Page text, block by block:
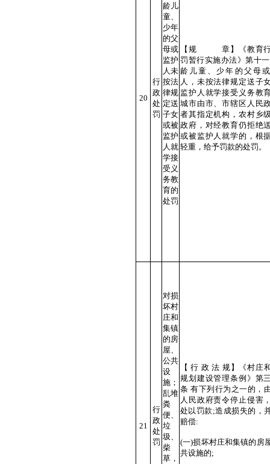
20
行
政
处
罚
龄儿
童、
少年
的父
母或
监护
人未
按法
律规
定送
子女
或被
监护
人就
学接
受义
务教
育的
处罚
【规 章】《教育行
罚暂行实施办法》第十
龄儿童、少年的父母
人，未按法律规定送子
监护人就学接受义务教
城市由市、市辖区人民
者其指定机构，农村乡
政府，对经教育仍拒绝
或被监护人就学的，根
轻重，给予罚款的处罚。
21
行
政
处
罚
对损
坏村
庄和
集镇
的房
屋、
公共
设
施；
乱堆
粪
便、
垃
圾、
柴
草，
【 行 政 法 规】《村庄
规划建设管理条例》第
条 有下列行为之一的，
人民政府责令停止侵害
处以罚款;造成损失的，
赔偿:
(一)损坏村庄和集镇的房
共设施的;